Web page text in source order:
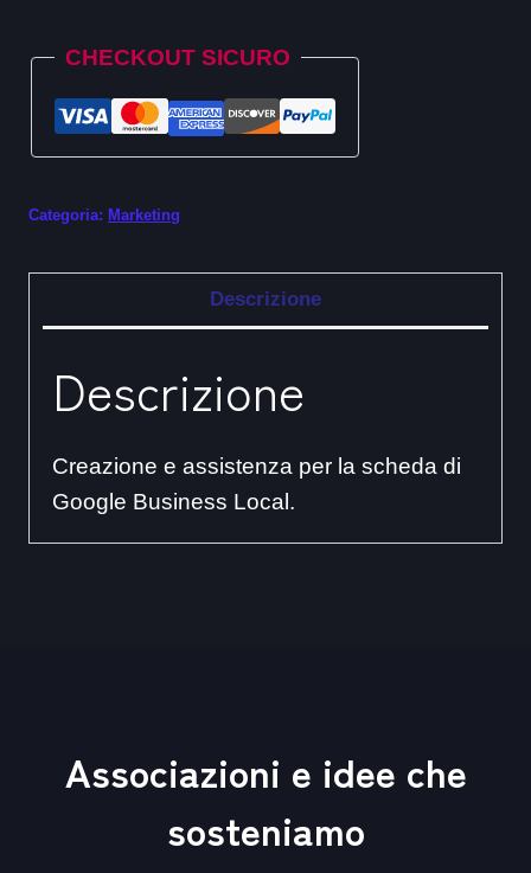
quantità
CHECKOUT SICURO
Categoria: Marketing
Descrizione
Descrizione
Creazione e assistenza per la scheda di
Google Business Local.
Associazioni e idee che
sosteniamo